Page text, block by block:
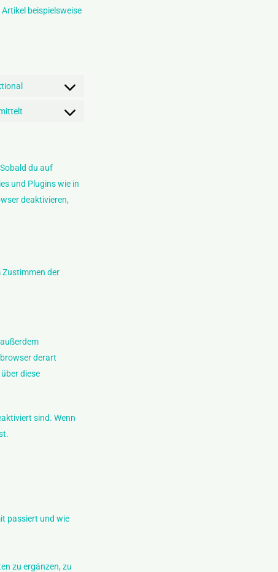
beispielsweise
sonstiges
du auf
und Plugins wie in
deaktivieren,
Zustimmen der
derart
diese
sind. Wenn
passiert und wie
zu ergänzen, zu